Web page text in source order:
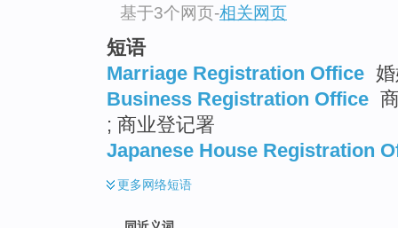
基于3个网页-相关网页
短语
Marriage Registration Office
Business Registration Office
; 商业登记署
Japanese House Registration
更多网络短语